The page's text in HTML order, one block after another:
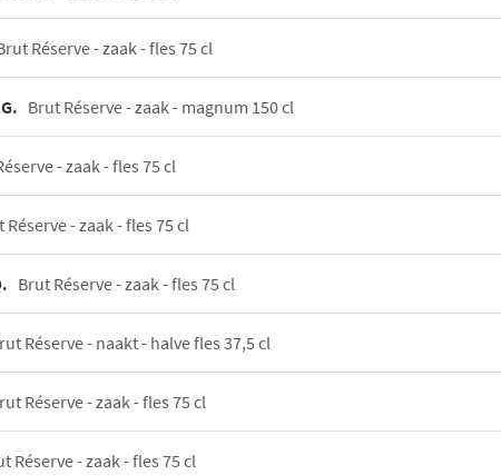
Réserve - zaak - fles 75 cl
Brut Réserve - zaak - magnum 150 cl
- zaak - fles 75 cl
Réserve - zaak - fles 75 cl
Brut Réserve - zaak - fles 75 cl
Réserve - naakt - halve fles 37,5 cl
Réserve - zaak - fles 75 cl
Réserve - zaak - fles 75 cl